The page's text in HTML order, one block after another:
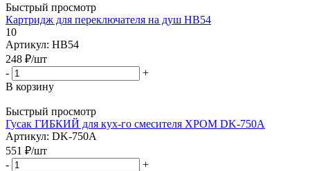
Быстрый просмотр
Картридж для переключателя на душ HB54
10
Артикул: HB54
248 ₽/шт
-
+
В корзину
Быстрый просмотр
Гусак ГИБКИЙ для кух-го смесителя ХРОМ DK-750A
Артикул: DK-750A
551 ₽/шт
-
+